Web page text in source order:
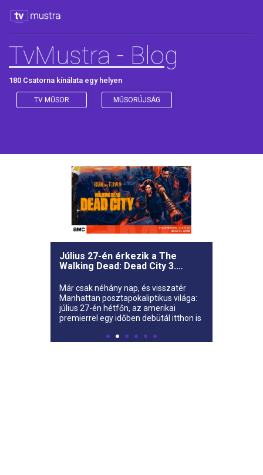
TvMustra - Blog
180 Csatorna kínálata egy helyen
TV MŰSOR MŰSORÚJSÁG
Július 27-én érkezik a The
Walking Dead: Dead City 3.
Már csak néhány nap, és visszatér
Manhattan posztapokaliptikus világa:
július 27-én hétfőn, az amerikai
premierrel egy időben debütál itthon is
City harmadik évada.